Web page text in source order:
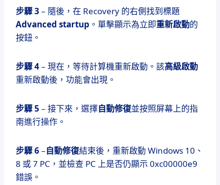
步驟 3 – 隨後，在 Recovery 的右側找到標題
Advanced startup 。 單擊顯示為立即重新啟動的
按鈕 。
步驟 4– 現在，等待計算機重新啟動。 該高級啟動
重新啟動後，功能會出現。
步驟 5 – 接下來，選擇自動修復並按照屏幕上的指
南進行操作。
步驟 6–自動修復結束後，重新啟動 Windows 10、
8 或 7 PC，並檢查 PC 上是否仍顯示 0xc00000e9
錯誤。